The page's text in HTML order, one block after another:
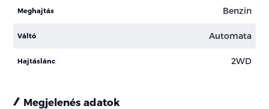
Meghajtás Benzin
Váltó Automata
Hajtáslánc 2WD
Megjelenés adatok